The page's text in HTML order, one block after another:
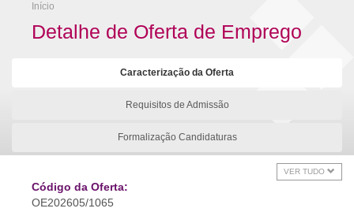
Início
Detalhe de Oferta de Emprego
Caracterização da Oferta
Requisitos de Admissão
Formalização Candidaturas
VER TUDO
Código da Oferta:
OE202605/1065